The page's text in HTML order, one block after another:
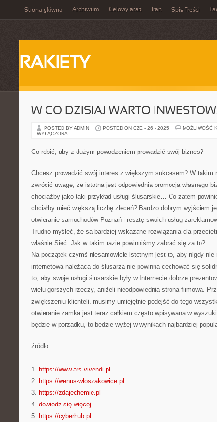
Strona główna Archiwum Celowy atak Iran Spis Treści
RAKIETY
W CO DZISIAJ WARTO
POSTED BY ADMIN POSTED ON CZE - 26 - 2025
MOŻLIWOŚĆ
WYŁĄCZONA
Co robić, aby z dużym powodzeniem prowadzić swój biznes?
Chcesz prowadzić swój interes z większym sukcesem? W takim
zwrócić uwagę, że istotna jest odpowiednia promocja własnego
chociażby jako taki przykład usługi ślusarskie… Co zatem
chciałby mieć większą liczbę zleceń? Bardzo dobrym wyjściem
otwieranie samochodów Poznań i resztę swoich usług
Trudno myśleć, że są bardziej wskazane rozwiązania dla
właśnie Sieć. Jak w takim razie powinniśmy zabrać się za to?
Na początek czymś niesamowicie istotnym jest to, aby nigdy nie
internetowa należąca do ślusarza nie powinna cechować się
to, aby swoje usługi ślusarskie były w Internecie dobrze
wielu gorszych rzeczy, aniżeli nieodpowiednia strona firmowa.
zwiększeniu klienteli, musimy umiejętnie podejść do tego
otwieranie zamka jest teraz całkiem często wpisywana w
będzie w porządku, to będzie wyżej w wynikach najbardziej
źródło:
———————————
1. https://www.ars-vivendi.pl
2. https://wenus-wloszakowice.pl
3. https://zdajechemie.pl
4. dowiedz się więcej
5. https://cyberhub.pl